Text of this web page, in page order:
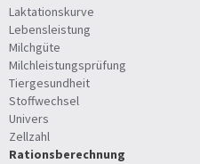
Laktationskurve
Lebensleistung
Milchgüte
Milchleistungsprüfung
Tiergesundheit
Stoffwechsel
Univers
Zellzahl
Rationsberechnung